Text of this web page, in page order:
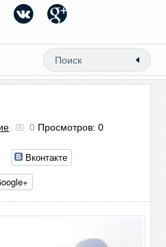
0 Просмотров: 0
Вконтакте